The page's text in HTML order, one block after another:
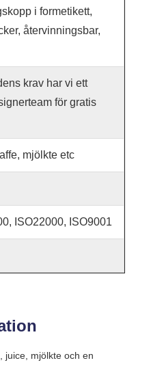
i formetikett,
återvinningsbar,
krav har vi ett
för gratis
mjölkte etc
ISO22000, ISO9001
juice, mjölkte och en